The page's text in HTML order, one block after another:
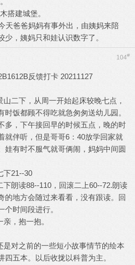
搭建城堡。
天爸爸妈妈有事外出，由姨妈来陪
少，姨妈只和娃认识数字了。
104#
反馈打卡 20211127
山二下，从周一开始起床较晚七点，
时饭都顾不得吃就急匆匆送幼儿园。
多，下午接回早的时候五点，晚的时
就伴听，但是哥哥6：40放学回家就
娃有时不服气就哥俩闹，妈妈中间圆
下21--30
下朗读88--110，回滚二上60--72.朗读
的地方会随过来看看，没有跟读。回
个时间段进行。
，抱一抱。
是对之前的一些短小故事情节的绘本
四五本。以后收拢以科普为主。